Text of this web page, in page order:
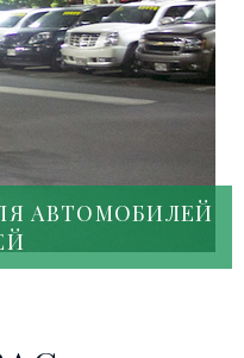
АВТОМОБИЛЕЙ